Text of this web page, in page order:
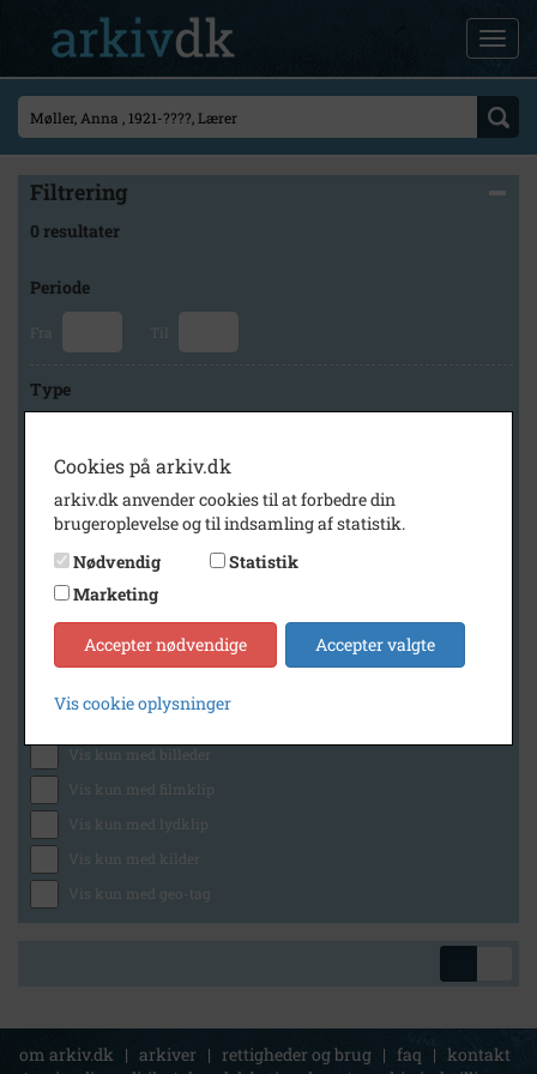
Filtrering
0 resultater
Periode
Fra Til
Type
Arkiv
Holbæk Stadsarkiv
Generelt
Vis kun med billeder
Vis kun med filmklip
Vis kun med lydklip
Vis kun med kilder
Vis kun med geo-tag
om arkiv.dk | arkiver | rettigheder og brug | faq | kontakt
Cookies på arkiv.dk
arkiv.dk anvender cookies til at forbedre din
brugeroplevelse og til indsamling af statistik.
Nødvendig
Statistik
Marketing
Accepter nødvendige Accepter valgte
Vis cookie oplysninger